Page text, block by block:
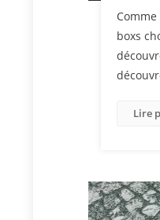
boxs
Lire